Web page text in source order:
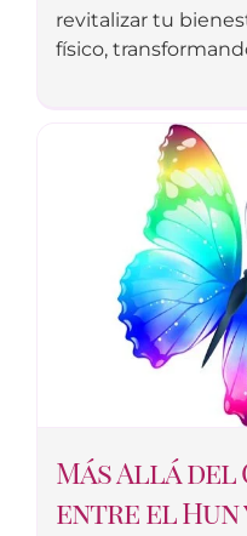
revitalizar tu
físico,
Más Allá del
entre el Hun